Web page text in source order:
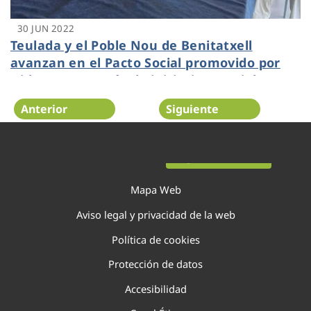
30 JUN 2022
Teulada y el Poble Nou de Benitatxell
avanzan en el Pacto Social promovido por
Hidraqua a través de iniciativas sociales y
de comunicación con todos los clientes
Anterior Siguiente
Mapa Web
Aviso legal y privacidad de la web
Política de cookies
Protección de datos
Accesibilidad